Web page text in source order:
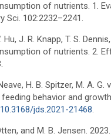
of nutrients. 1.
Sci. 102:2232–2241.
Hu, J. R. Knapp, T. S.
of nutrients. 2.
H. B. Spitzer, M. A.
behavior and
jds.2021-21468.
and M. B. Jensen.